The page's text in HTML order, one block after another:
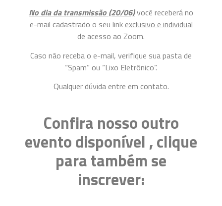
No dia da transmissão (20/06)você receberá no
e-mail cadastrado o seu linkexclusivo e individual
de acesso ao Zoom.
Caso não receba o e-mail, verifique sua pasta de
“Spam” ou “Lixo Eletrônico”.
Qualquer dúvida entre em contato.
Confira nosso outro
evento disponível , clique
para também se
inscrever: